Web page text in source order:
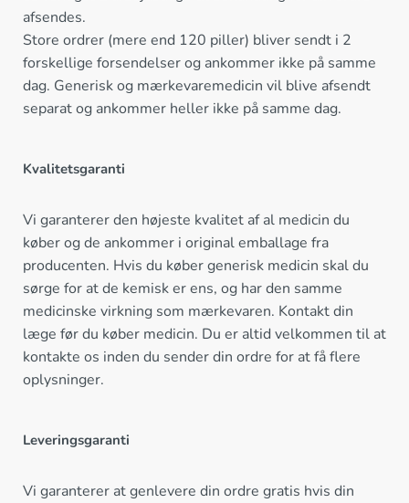
afsendes.
Store ordrer (mere end 120 piller) bliver sendt i 2
forskellige forsendelser og ankommer ikke på samme
dag. Generisk og mærkevaremedicin vil blive afsendt
separat og ankommer heller ikke på samme dag.
Kvalitetsgaranti
Vi garanterer den højeste kvalitet af al medicin du
køber og de ankommer i original emballage fra
producenten. Hvis du køber generisk medicin skal du
sørge for at de kemisk er ens, og har den samme
medicinske virkning som mærkevaren. Kontakt din
læge før du køber medicin. Du er altid velkommen til at
kontakte os inden du sender din ordre for at få flere
oplysninger.
Leveringsgaranti
Vi garanterer at genlevere din ordre gratis hvis din